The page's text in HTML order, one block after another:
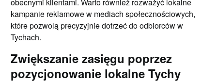
kampanie reklamowe w mediach społecznościowych,
które pozwolą precyzyjnie dotrzeć do odbiorców w
Tychach.
Zwiększanie zasięgu poprzez
pozycjonowanie lokalne Tychy